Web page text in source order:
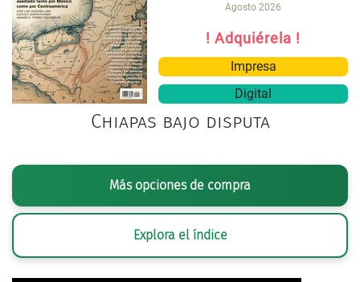
Agosto 2026
! Adquiérela !
Impresa
Digital
Chiapas bajo disputa
Más opciones de compra
Explora el índice